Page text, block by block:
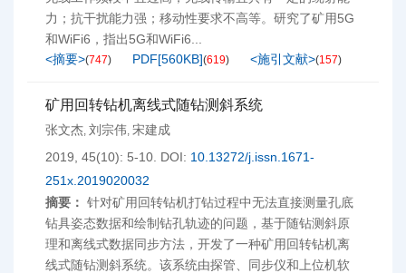
力；抗干扰能力强；移动性要求不高等。研究了矿用5G
和WiFi6，指出5G和WiFi6...
<摘要>(747) PDF[560KB](619) <施引文献>(157)
矿用回转钻机离线式随钻测斜系统
张文杰, 刘宗伟, 宋建成
2019, 45(10): 5-10. DOI: 10.13272/j.issn.1671-
251x.2019020032
摘要： 针对矿用回转钻机打钻过程中无法直接测量孔底
钻具姿态数据和绘制钻孔轨迹的问题，基于随钻测斜原
理和离线式数据同步方法，开发了一种矿用回转钻机离
线式随钻测斜系统。该系统由探管、同步仪和上位机软